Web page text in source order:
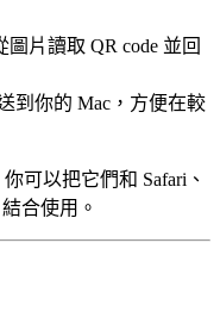
圖片讀取 QR code 並回
到你的 Mac，方便在較
可以把它們和 Safari、
合使用。